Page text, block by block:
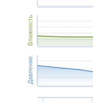
Влажность
Давление